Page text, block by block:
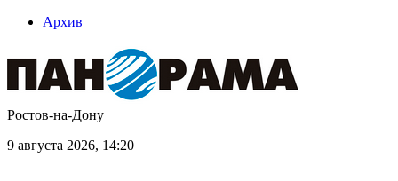
Архив
Ростов-на-Дону
9 августа 2026, 14:20